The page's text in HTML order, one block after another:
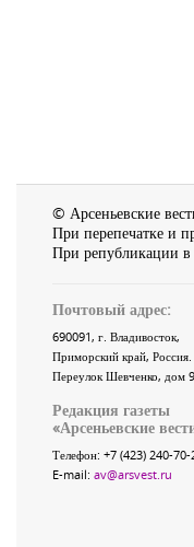
© Арсеньевские
При перепечатке и
При републикации в
Почтовый адрес:
690091, г. Владивосток,
Приморский край, Россия.
Переулок Шевченко, дом
Редакция газеты
«Арсеньевские
Телефон: +7 (423) 240-70-
E-mail: av@arsvest.ru